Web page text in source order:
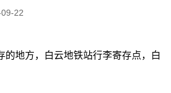
22
的地方，白云地铁站行李寄存点，白